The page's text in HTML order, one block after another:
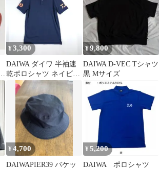
¥3,300
DAIWA ダイワ 半袖速
乾ポロシャツ ネイビー
Lサイズ DE-7906
¥9,800
DAIWA D-VEC Tシャツ
黒 Mサイズ
¥4,700
DAIWAPIER39 バケッ
¥ 5,200
DAIWA ポロシャツ